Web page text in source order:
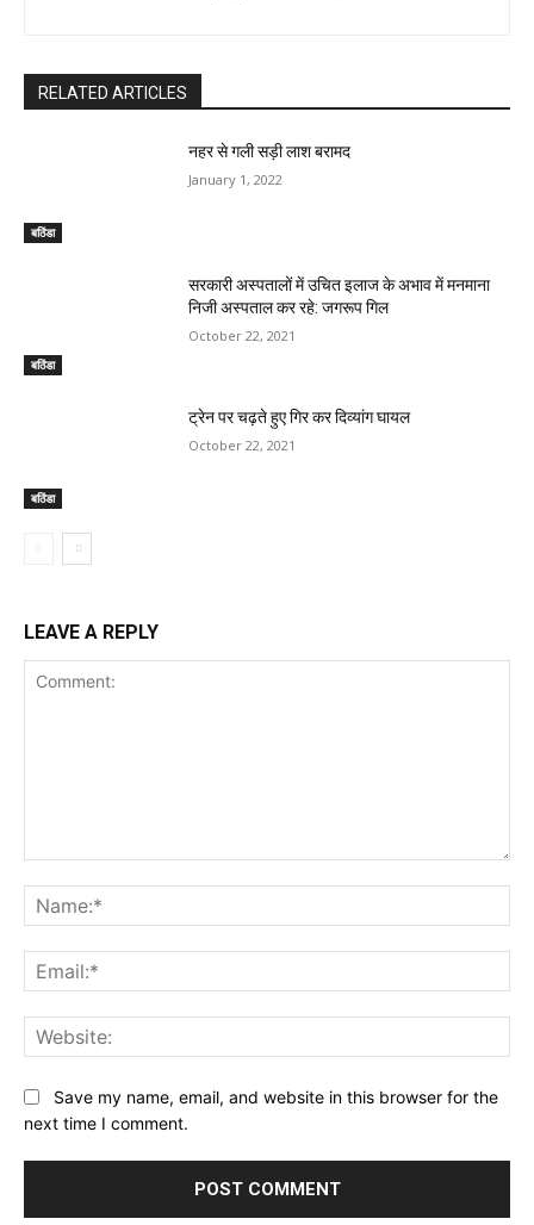
RELATED ARTICLES
बठिंडा
नहर से गली सड़ी लाश बरामद
January 1, 2022
बठिंडा
सरकारी अस्पतालों में उचित इलाज के अभाव में मनमाना
निजी अस्पताल कर रहे: जगरूप गिल
October 22, 2021
बठिंडा
ट्रेन पर चढ़ते हुए गिर कर दिव्यांग घायल
October 22, 2021
LEAVE A REPLY
Save my name, email, and website in this browser for the
next time I comment.